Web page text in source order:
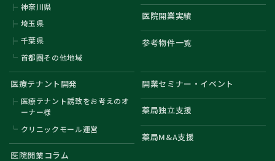
神奈川県
埼玉県
千葉県
首都圏その他地域
医院開業実績
参考物件一覧
医療テナント開発
医療テナント誘致をお考えのオ
ーナー様
クリニックモール運営
医院開業コラム
開業セミナー・イベント
薬局独立支援
薬局M&A支援